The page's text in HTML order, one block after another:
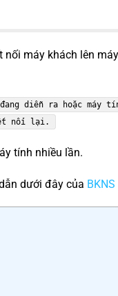
máy khách lên
diễn ra hoặc máy
nối lại.
tính nhiều lần.
dưới đây của BKNS